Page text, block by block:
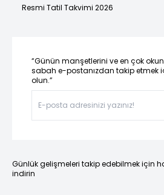
Resmi Tatil Takvimi 2026
“Günün manşetlerini ve en çok
sabah e-postanızdan takip etmek
olun.”
Günlük gelişmeleri takip edebilmek için
indirin